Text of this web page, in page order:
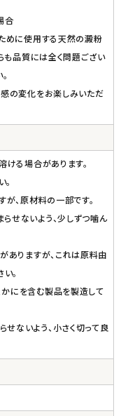
合
めに使用する天然の澱粉
も品質には全く問題ござい
の変化をお楽しみいただ
ける場合があります。
、原材料の一部です。
らせないよう、少しずつ噛ん
ありますが、これは原料由
。
かにを含む製品を製造して
せないよう、小さく切って良